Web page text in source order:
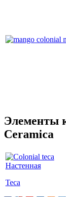
Элементы
Ceramica
Teca